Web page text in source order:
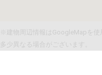
※建物周辺情報はGoogleMapを使
多少異なる場合がございます。